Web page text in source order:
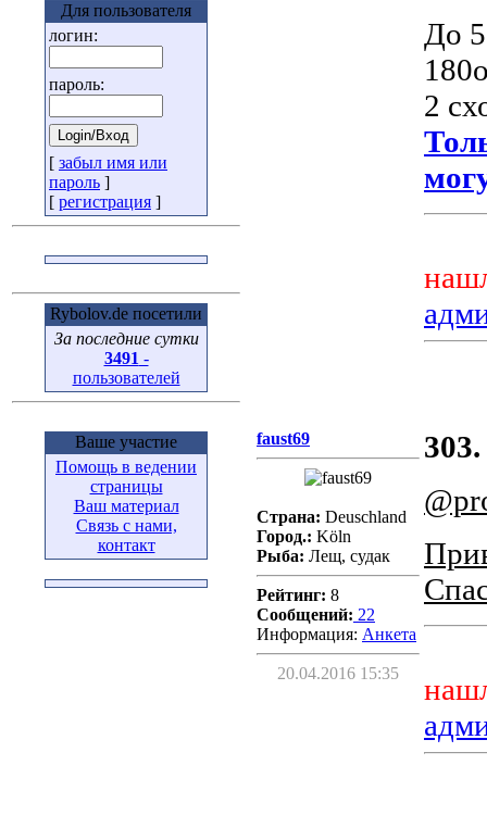
Для пользователя
логин:
пароль:
[ забыл имя или
пароль ]
[ регистрация ]
Rybolov.de посетили
За последние сутки
3491 -
пользователей
Ваше участие
Помощь в ведении
страницы
Ваш материал
Связь с нами,
контакт
До
2
faust69
Страна: Deuschland
Город.: Köln
Рыба: Лещ, судак
Рейтинг: 8
Сообщений: 22
Информация: Aнкета
20.04.2016 15:35
303.